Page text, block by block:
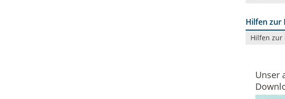
Hilfen zur
Navigation
überspringen
Hilfen zur
Unser